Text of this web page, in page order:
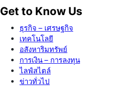
Get to Know Us
ธุรกิจ – เศรษฐกิจ
เทคโนโลยี
อสังหาริมทรัพย์
การเงิน – การลงทุน
ไลฟ์สไตล์
ข่าวทั่วไป